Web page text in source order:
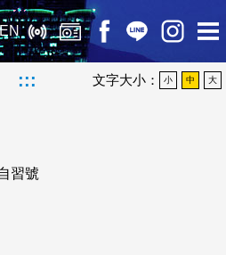
::: 文字大小： 小 中 大
習號